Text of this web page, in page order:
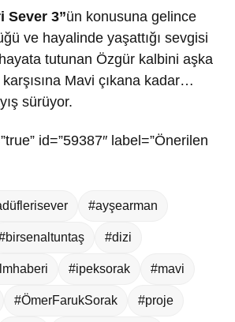
Sever 3”ün konusuna gelince
ve hayalinde yaşattığı sevgisi
tutunan Özgür kalbini aşka
karşısına Mavi çıkana kadar…
sürüyor.
id=”59387″ label=”Önerilen
#ayşearman
#dizi
#ipeksorak #mavi
#ÖmerFarukSorak #proje